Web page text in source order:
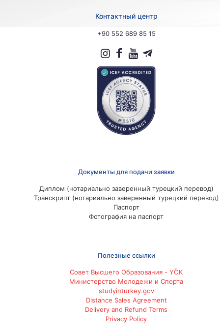
Контактный центр
+90 552 689 85 15
Документы для подачи заявки
Диплом (нотариально заверенный турецкий перевод)
Транскрипт (нотариально заверенный турецкий перевод)
Паспорт
Фотография на паспорт
Полезные ссылки
Совет Высшего Образования - YÖK
Министерство Молодежи и Спорта
studyinturkey.gov
Distance Sales Agreement
Delivery and Refund Terms
Privacy Policy